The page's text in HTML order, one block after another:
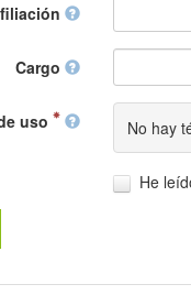
Cargo
uso No hay
He